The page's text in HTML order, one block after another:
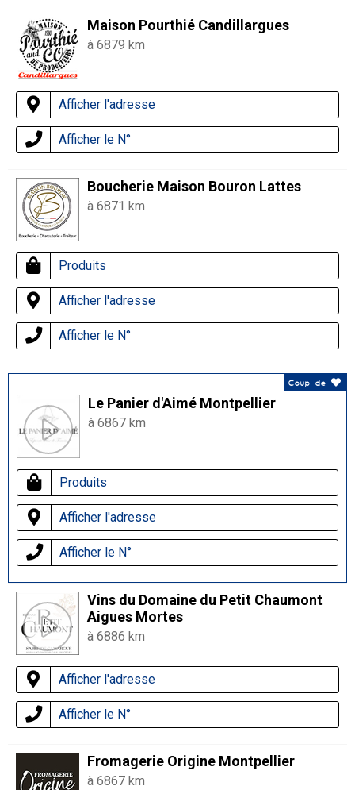
Maison Pourthié Candillargues
à 6879 km
Afficher l'adresse
Afficher le N°
Boucherie Maison Bouron Lattes
à 6871 km
Produits
Afficher l'adresse
Afficher le N°
Coup de
Le Panier d'Aimé Montpellier
à 6867 km
Produits
Afficher l'adresse
Afficher le N°
Vins du Domaine du Petit Chaumont
Aigues Mortes
à 6886 km
Afficher l'adresse
Afficher le N°
Fromagerie Origine Montpellier
à 6867 km